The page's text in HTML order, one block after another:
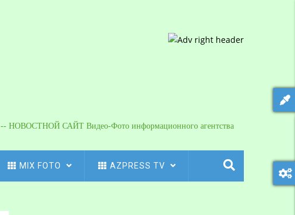
-- НОВОСТНОЙ САЙТ Видео-Фото информационного агентства
MIX FOTO AZPRESS TV